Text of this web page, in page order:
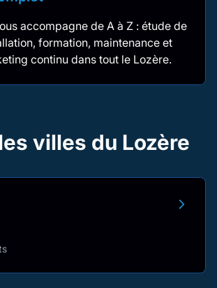
accompagne de A à Z : étude de
formation, maintenance et
continu dans tout le Lozère.
villes du Lozère